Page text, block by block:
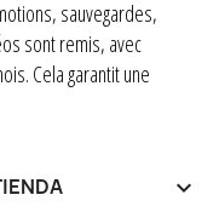
sauvegardes,
sont remis, avec
Cela garantit une
keyboard_arrow_down